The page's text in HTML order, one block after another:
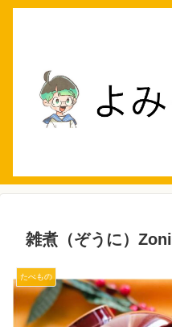
雑煮（ぞうに）Zoni
たべもの